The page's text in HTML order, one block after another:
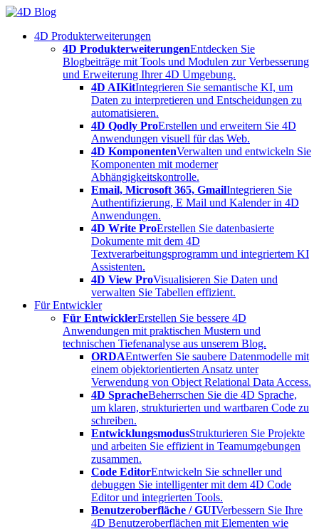
Skip
content4D Produkterweiterungen
4D ProdukterweiterungenEntdecken Sie
Blogbeiträge mit Tools und Modulen zur Verbesserung
und Erweiterung Ihrer 4D Umgebung.
4D AIKitIntegrieren Sie semantische KI, um
Daten zu interpretieren und Entscheidungen zu
automatisieren.
4D Qodly ProErstellen und erweitern Sie 4D
Anwendungen visuell für das Web.
4D KomponentenVerwalten und entwickeln Sie
Komponenten mit moderner
Abhängigkeitskontrolle.
Email, Microsoft 365, GmailIntegrieren Sie
Authentifizierung, E Mail und Kalender in 4D
Anwendungen.
4D Write ProErstellen Sie datenbasierte
Dokumente mit dem 4D
Textverarbeitungsprogramm und integriertem KI
Assistenten.
4D View ProVisualisieren Sie Daten und
verwalten Sie Tabellen effizient.
Für Entwickler
Für EntwicklerErstellen Sie bessere 4D
Anwendungen mit praktischen Mustern und
technischen Tiefenanalyse aus unserem Blog.
ORDAEntwerfen Sie saubere Datenmodelle mit
einem objektorientierten Ansatz unter
Verwendung von Object Relational Data Access.
4D SpracheBeherrschen Sie die 4D Sprache,
um klaren, strukturierten und wartbaren Code zu
schreiben.
EntwicklungsmodusStrukturieren Sie Projekte
und arbeiten Sie effizient in Teamumgebungen
zusammen.
Code EditorEntwickeln Sie schneller und
debuggen Sie intelligenter mit dem 4D Code
Editor und integrierten Tools.
Benutzeroberfläche / GUIVerbessern Sie Ihre
4D Benutzeroberflächen mit Elementen wie